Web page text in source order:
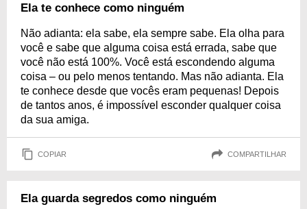
Ela te conhece como ninguém
Não adianta: ela sabe, ela sempre sabe. Ela olha para
você e sabe que alguma coisa está errada, sabe que
você não está 100%. Você está escondendo alguma
coisa – ou pelo menos tentando. Mas não adianta. Ela
te conhece desde que vocês eram pequenas! Depois
de tantos anos, é impossível esconder qualquer coisa
da sua amiga.
COPIAR COMPARTILHAR
Ela guarda segredos como ninguém